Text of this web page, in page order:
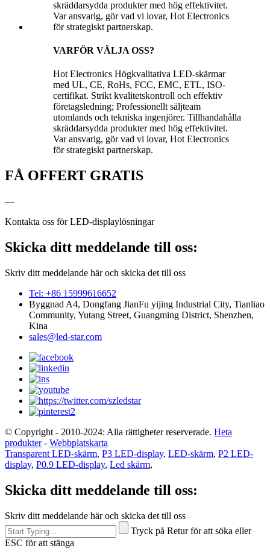
VARFÖR VÄLJA OSS?
Hot Electronics Högkvalitativa LED-skärmar
med UL, CE, RoHs, FCC, EMC, ETL, ISO-
certifikat. Strikt kvalitetskontroll och effektiv
företagsledning; Professionellt säljteam
utomlands och tekniska ingenjörer. Tillhandahålla
skräddarsydda produkter med hög effektivitet.
Var ansvarig, gör vad vi lovar, Hot Electronics
för strategiskt partnerskap.
FÅ OFFERT GRATIS
—
Kontakta oss för LED-displaylösningar
Skicka ditt meddelande till oss:
Skriv ditt meddelande här och skicka det till oss
Tel: +86 15999616652
Byggnad A4, Dongfang JianFu yijing Industrial City, Tianliao
Community, Yutang Street, Guangming District, Shenzhen,
Kina
sales@led-star.com
© Copyright - 2010-2024: Alla rättigheter reserverade. Heta
produkter- Webbplatskarta
Transparent LED-skärm, P3 LED-display, LED-skärm, P2 LED-
display, P0.9 LED-display, Led skärm,
Skicka ditt meddelande till oss:
Skriv ditt meddelande här och skicka det till oss
Tryck på Retur för att söka eller
ESC för att stänga